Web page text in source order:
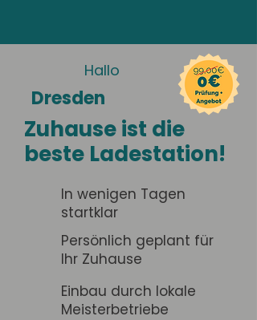
Hallo
Dresden
Zuhause ist die
beste Ladestation!
In wenigen Tagen
startklar
Persönlich geplant für
Ihr Zuhause
Einbau durch lokale
Meisterbetriebe